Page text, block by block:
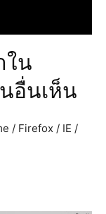
ใน
อื่นเห็น
/ Firefox / IE /